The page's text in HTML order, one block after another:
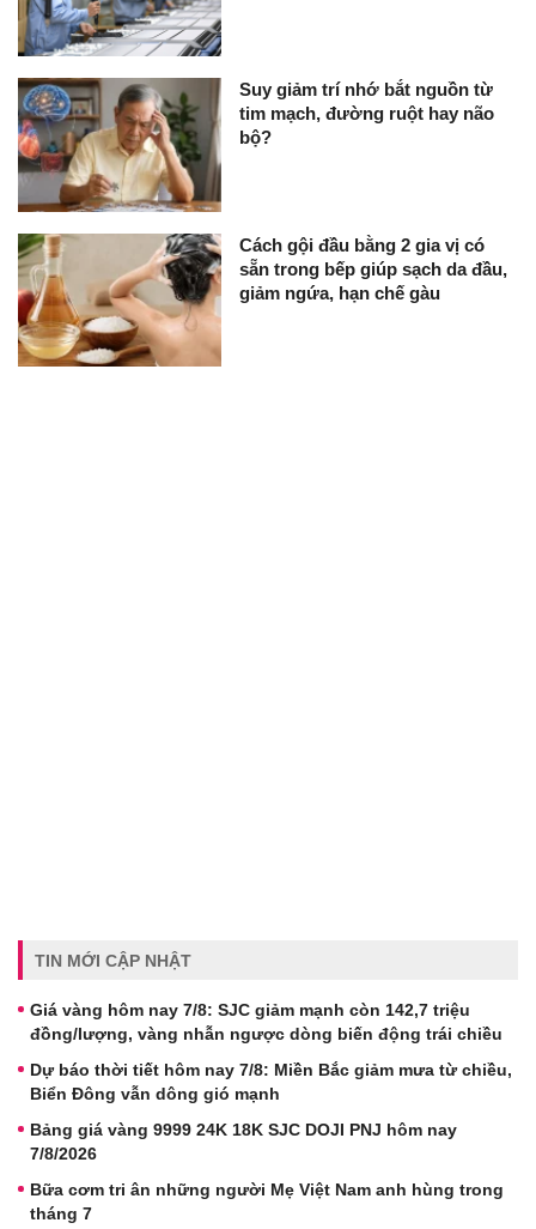
Suy giảm trí nhớ bắt nguồn từ
tim mạch, đường ruột hay não
bộ?
Cách gội đầu bằng 2 gia vị có
sẵn trong bếp giúp sạch da đầu,
giảm ngứa, hạn chế gàu
TIN MỚI CẬP NHẬT
Giá vàng hôm nay 7/8: SJC giảm mạnh còn 142,7 triệu
đồng/lượng, vàng nhẫn ngược dòng biến động trái chiều
Dự báo thời tiết hôm nay 7/8: Miền Bắc giảm mưa từ chiều,
Biển Đông vẫn dông gió mạnh
Bảng giá vàng 9999 24K 18K SJC DOJI PNJ hôm nay
7/8/2026
Bữa cơm tri ân những người Mẹ Việt Nam anh hùng trong
tháng 7